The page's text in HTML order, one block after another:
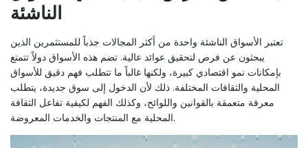
الناشئة
تعتبر الأسواق الناشئة واحدة من أكثر المجالات جذباً للمستثمرين الذين
يبحثون عن فرص لتحقيق عوائد عالية. تضم هذه الأسواق دولاً تتمتع
بإمكانات نمو اقتصادي كبيرة، ولكنها غالباً ما تتطلب فهم دقيق للأسواق
المحلية والثقافات المختلفة. ذلك لأن الدخول إلى سوق جديدة، يتطلب
معرفة متعمقة بالقوانين واللوائح، وكذلك الفهم لكيفية تفاعل الثقافة
المحلية مع المنتجات والخدمات المعروضة.